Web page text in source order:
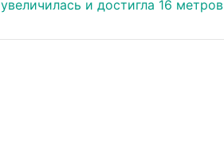
увеличилась и достигла 16 метров